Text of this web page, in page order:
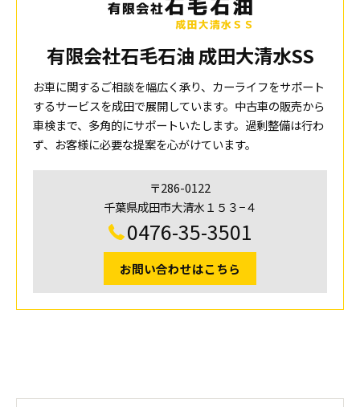
有限会社石毛石油 成田大清水SS
お車に関するご相談を幅広く承り、カーライフをサポート
するサービスを成田で展開しています。中古車の販売から
車検まで、多角的にサポートいたします。過剰整備は行わ
ず、お客様に必要な提案を心がけています。
〒286-0122
千葉県成田市大清水１５３−４
0476-35-3501
お問い合わせはこちら